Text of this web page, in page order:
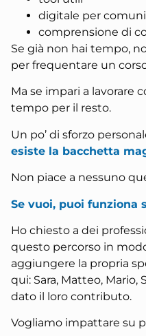
digitale per
comprensione di
Se già non hai tempo,
per frequentare un
Ma se impari a lavorare
tempo per il resto.
Un po’ di sforzo
esiste la bacchetta
Non piace a nessuno
Se vuoi, puoi funziona
Ho chiesto a dei
questo percorso in
aggiungere la propria
qui: Sara, Matteo,
dato il loro contributo.
Vogliamo impattare su